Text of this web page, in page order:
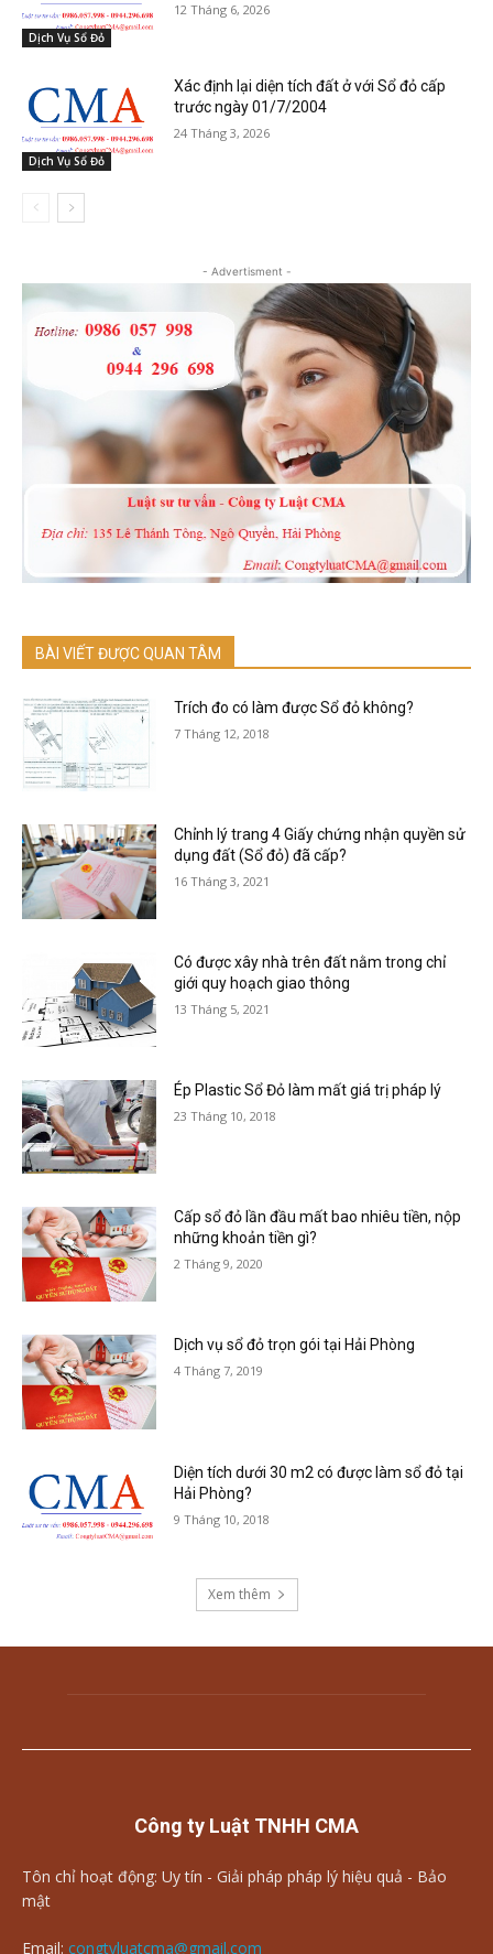
Dịch Vụ Sổ Đỏ
12 Tháng 6, 2026
Dịch Vụ Sổ Đỏ
Xác định lại diện tích đất ở với Sổ đỏ cấp
trước ngày 01/7/2004
24 Tháng 3, 2026
- Advertisment -
BÀI VIẾT ĐƯỢC QUAN TÂM
Trích đo có làm được Sổ đỏ không?
7 Tháng 12, 2018
Chỉnh lý trang 4 Giấy chứng nhận quyền sử
dụng đất (Sổ đỏ) đã cấp?
16 Tháng 3, 2021
Có được xây nhà trên đất nằm trong chỉ
giới quy hoạch giao thông
13 Tháng 5, 2021
Ép Plastic Sổ Đỏ làm mất giá trị pháp lý
23 Tháng 10, 2018
Cấp sổ đỏ lần đầu mất bao nhiêu tiền, nộp
những khoản tiền gì?
2 Tháng 9, 2020
Dịch vụ sổ đỏ trọn gói tại Hải Phòng
4 Tháng 7, 2019
Diện tích dưới 30 m2 có được làm sổ đỏ tại
Hải Phòng?
9 Tháng 10, 2018
Xem thêm
Công ty Luật TNHH CMA
Tôn chỉ hoạt động: Uy tín - Giải pháp pháp lý hiệu quả - Bảo
mật
Email: congtyluatcma@gmail.com